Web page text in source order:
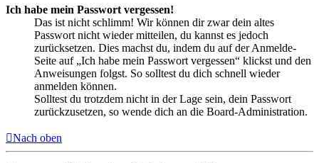
Ich habe mein Passwort vergessen!
Das ist nicht schlimm! Wir können dir zwar dein altes
Passwort nicht wieder mitteilen, du kannst es jedoch
zurücksetzen. Dies machst du, indem du auf der Anmelde-
Seite auf „Ich habe mein Passwort vergessen“ klickst und den
Anweisungen folgst. So solltest du dich schnell wieder
anmelden können.
Solltest du trotzdem nicht in der Lage sein, dein Passwort
zurückzusetzen, so wende dich an die Board-Administration.
Nach oben